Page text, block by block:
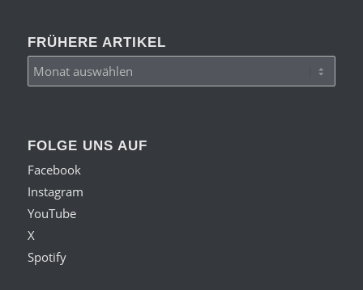
FRÜHERE ARTIKEL
FOLGE UNS AUF
Facebook
Instagram
YouTube
X
Spotify